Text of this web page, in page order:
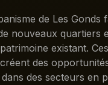
de Les Gonds
nouveaux quartiers
existant.
des
des secteurs en